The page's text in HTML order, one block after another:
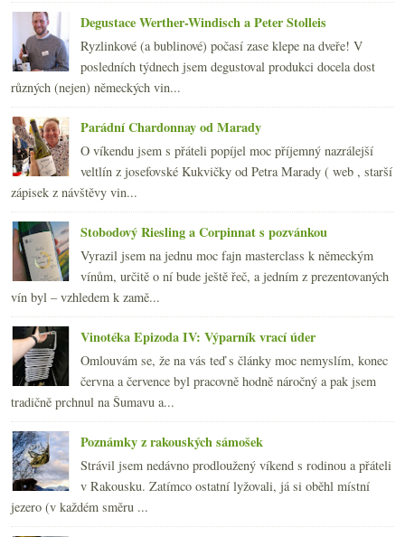
►března
►února(20)
►ledna (21)
► 2010 (249)
2009 (249)
►2008(270)
►2007(108)
Degustace Werther-Windisch a Peter Stolleis
Ryzlinkové (a bublinové) počasí zase klepe na dveře! V
posledních týdnech jsem degustoval produkci docela dost
různých (nejen) německých vin...
Parádní Chardonnay od Marady
O víkendu jsem s přáteli popíjel moc příjemný nazrálejší
veltlín z josefovské Kukvičky od Petra Marady ( web , starší
zápisek z návštěvy vin...
Stobodový Riesling a Corpinnat s pozvánkou
Vyrazil jsem na jednu moc fajn masterclass k německým
vínům, určitě o ní bude ještě řeč, a jedním z prezentovaných
vín byl – vzhledem k zamě...
Vinotéka Epizoda IV: Výparník vrací úder
Omlouvám se, že na vás teď s články moc nemyslím, konec
června a července byl pracovně hodně náročný a pak jsem
tradičně prchnul na Šumavu a...
Poznámky z rakouských sámošek
Strávil jsem nedávno prodloužený víkend s rodinou a přáteli
v Rakousku. Zatímco ostatní lyžovali, já si oběhl místní
jezero (v každém směru ...